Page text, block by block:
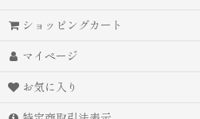
ショッピングカート
マイページ
お気に入り